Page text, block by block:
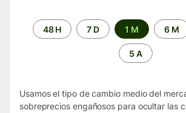
Periodo48 H 7 D 1 M 6 M
5 A
Usamos el tipo de cambio medio del
sobreprecios engañosos para ocultar las